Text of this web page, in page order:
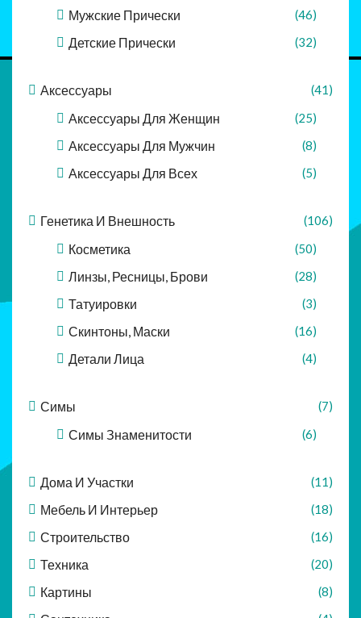
Мужские Прически (46)
Детские Прически (32)
Аксессуары (41)
Аксессуары Для Женщин (25)
Аксессуары Для Мужчин (8)
Аксессуары Для Всех (5)
Генетика И Внешность (106)
Косметика (50)
Линзы, Ресницы, Брови (28)
Татуировки (3)
Скинтоны, Маски (16)
Детали Лица (4)
Симы (7)
Симы Знаменитости (6)
Дома И Участки (11)
Мебель И Интерьер (18)
Строительство (16)
Техника (20)
Картины (8)